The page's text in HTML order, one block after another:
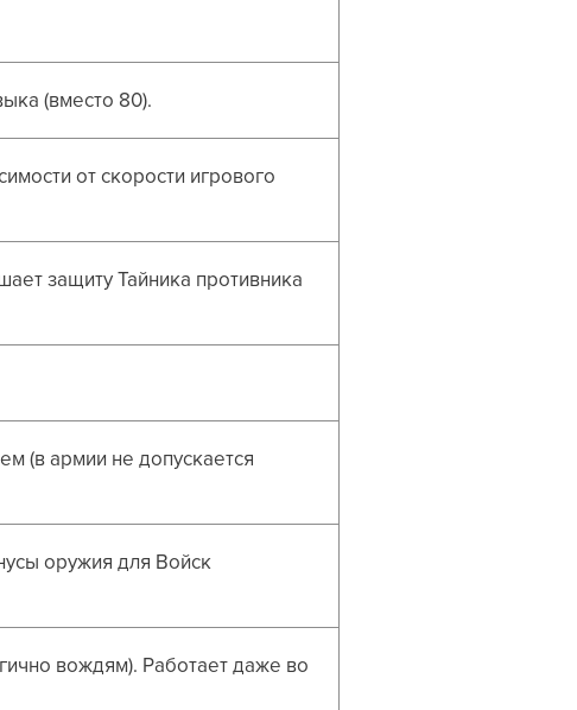
(вместо 80).
от скорости игрового
защиту Тайника противника
(в армии не допускается
оружия для Войск
вождям). Работает даже во